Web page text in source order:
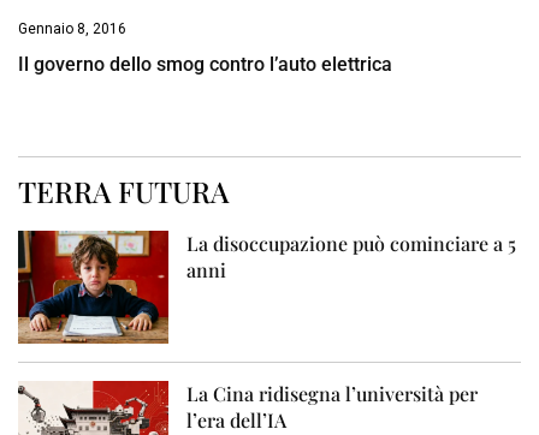
Gennaio 8, 2016
Il governo dello smog contro l’auto elettrica
TERRA FUTURA
La disoccupazione può cominciare a 5
anni
La Cina ridisegna l’università per
l’era dell’IA